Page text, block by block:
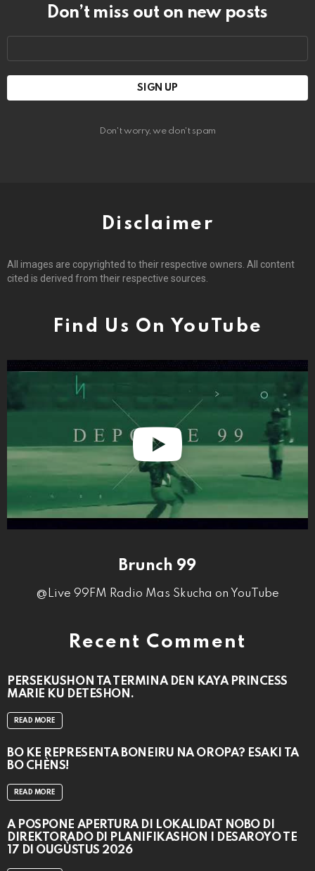
Don’t miss out on new posts
Don't worry, we don't spam
Disclaimer
All images are copyrighted to their respective owners. All content
cited is derived from their respective sources.
Find Us On YouTube
Brunch 99
@Live 99FM Radio Mas Skucha on YouTube
Recent Comment
PERSEKUSHON TA TERMINA DEN KAYA PRINCESS
MARIE KU DETESHON.
READ MORE
BO KE REPRESENTÁ BONEIRU NA OROPA? ESAKI TA
BO CHÈNS!
READ MORE
A POSPONÉ APERTURA DI LOKALIDAT NOBO DI
DIREKTORADO DI PLANIFIKASHON I DESAROYO TE
17 DI OUGÙSTUS 2026